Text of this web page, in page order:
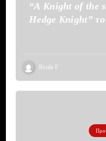
“A Knight of the
Hedge Knight”
Roula F